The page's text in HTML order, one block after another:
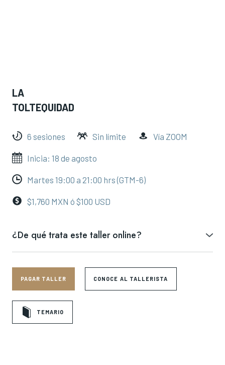
LA
TOLTEQUIDAD
6 sesiones Sin límite Vía ZOOM
Inicia: 18 de agosto
Martes 19:00 a 21:00 hrs (GTM-6)
$1,760 MXN ó $100 USD
¿De qué trata este taller online?
consideraban la vida como un arte y el desarrollo personal como un
camino hacia la maestría.
Quetzalcóatl, el dominio de la percepción y la muerte como
consejera, exploraremos una filosofía práctica para vivir con mayor
PAGAR TALLER CONOCE AL TALLERISTA
TEMARIO